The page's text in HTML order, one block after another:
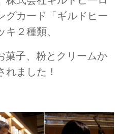
グカード「ギルドヒー
２種類、
菓子、粉とクリームか
れました！